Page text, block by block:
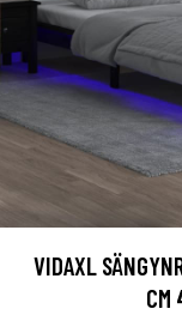
VIDAXL
CM